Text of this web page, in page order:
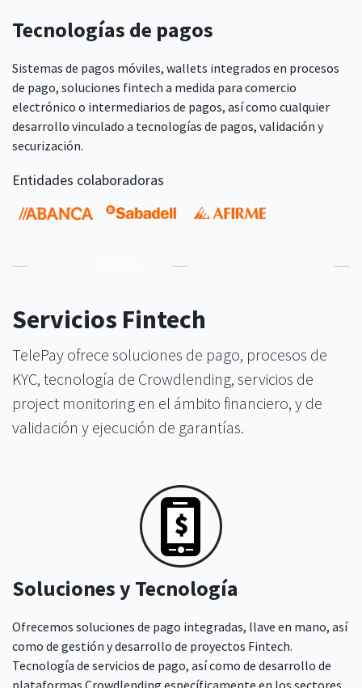
Tecnologías de pagos
Sistemas de pagos móviles, wallets integrados en procesos
de pago, soluciones fintech a medida para comercio
electrónico o intermediarios de pagos, así como cualquier
desarrollo vinculado a tecnologías de pagos, validación y
securización.
Entidades colaboradoras
Servicios Fintech
TelePay ofrece soluciones de pago, procesos de
KYC, tecnología de Crowdlending, servicios de
project monitoring en el ámbito financiero, y de
validación y ejecución de garantías.
Soluciones y Tecnología
Ofrecemos soluciones de pago integradas, llave en mano, así
como de gestión y desarrollo de proyectos Fintech.
Tecnología de servicios de pago, así como de desarrollo de